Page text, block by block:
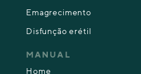
Emagrecimento
Disfunção erétil
MANUAL
Home